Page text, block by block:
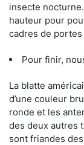
insecte
hauteur pour
cadres de
Pour finir,
La blatte
d’une couleur
ronde et les
des deux autres
sont friandes